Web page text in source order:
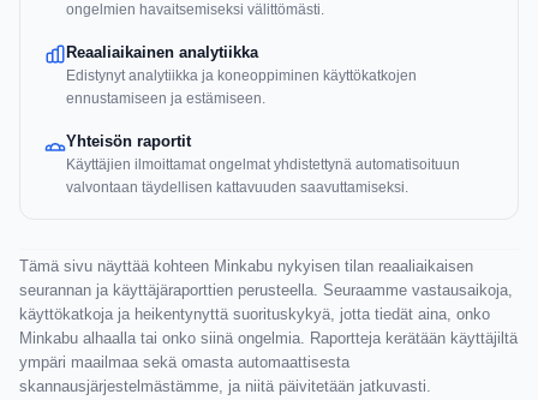
ongelmien havaitsemiseksi välittömästi.
Reaaliaikainen analytiikka
Edistynyt analytiikka ja koneoppiminen käyttökatkojen
ennustamiseen ja estämiseen.
Yhteisön raportit
Käyttäjien ilmoittamat ongelmat yhdistettynä automatisoituun
valvontaan täydellisen kattavuuden saavuttamiseksi.
Tämä sivu näyttää kohteen Minkabu nykyisen tilan reaaliaikaisen
seurannan ja käyttäjäraporttien perusteella. Seuraamme vastausaikoja,
käyttökatkoja ja heikentynyttä suorituskykyä, jotta tiedät aina, onko
Minkabu alhaalla tai onko siinä ongelmia. Raportteja kerätään käyttäjiltä
ympäri maailmaa sekä omasta automaattisesta
skannausjärjestelmästämme, ja niitä päivitetään jatkuvasti.